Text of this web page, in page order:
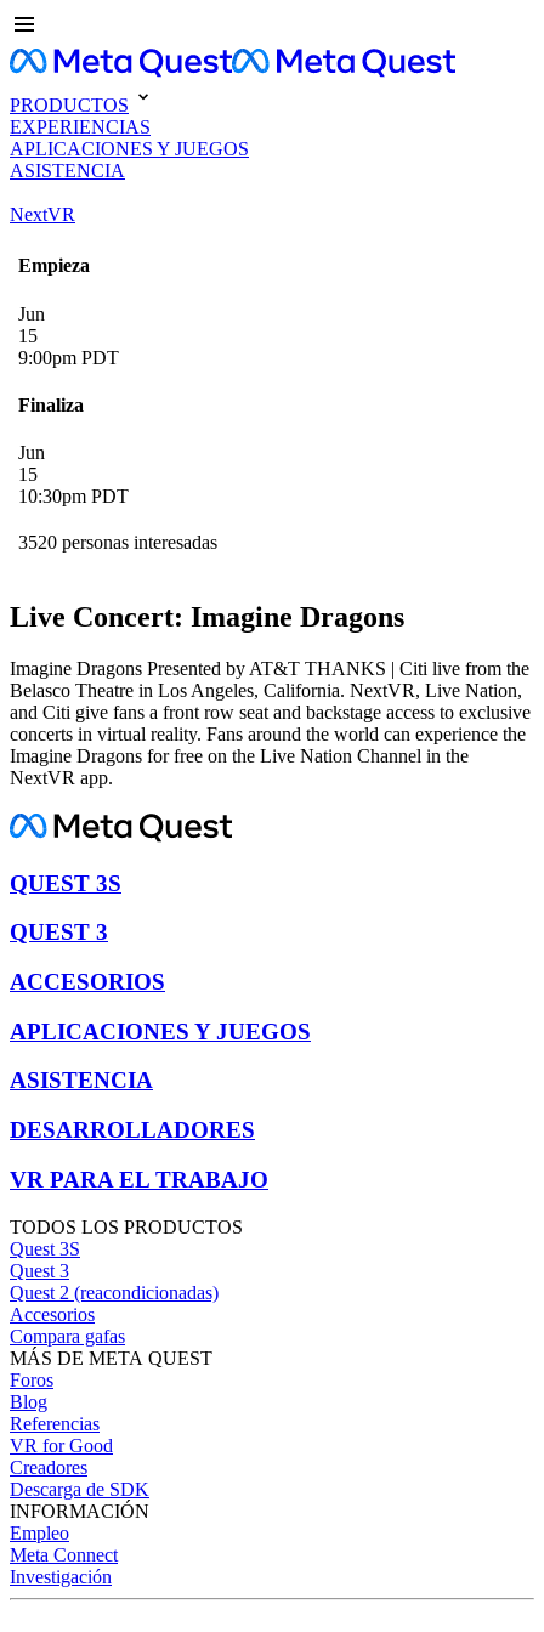
PRODUCTOS
EXPERIENCIAS
APLICACIONES Y JUEGOS
ASISTENCIA
NextVR
Empieza
Jun
15
9:00pm PDT
Finaliza
Jun
15
10:30pm PDT
3520 personas interesadas
Live Concert: Imagine Dragons
Imagine Dragons Presented by AT&T THANKS | Citi live from the
Belasco Theatre in Los Angeles, California. NextVR, Live Nation,
and Citi give fans a front row seat and backstage access to exclusive
concerts in virtual reality. Fans around the world can experience the
Imagine Dragons for free on the Live Nation Channel in the
NextVR app.
QUEST 3S
QUEST 3
ACCESORIOS
APLICACIONES Y JUEGOS
ASISTENCIA
DESARROLLADORES
VR PARA EL TRABAJO
TODOS LOS PRODUCTOS
Quest 3S
Quest 3
Quest 2 (reacondicionadas)
Accesorios
Compara gafas
MÁS DE META QUEST
Foros
Blog
Referencias
VR for Good
Creadores
Descarga de SDK
INFORMACIÓN
Empleo
Meta Connect
Investigación